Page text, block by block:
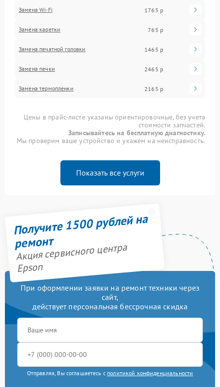
Замена Wi-Fi 1765 р
Замена каретки 765 р
Замена печатной головки 1465 р
Замена печки 2465 р
Замена термопленки 2165 р
Цены в прайс-листе указаны ориентировочные, без учета
стоимости запчастей.
Записывайтесь на бесплатную диагностику.
Мы проверим ваше устройство и укажем на неисправность.
Показать все услуги
Получите 1500 рублей на
ремонт
Акция сервисного центра
Epson
При оформлении заявки на ремонт техники через
сайт,
действует персональная бессрочная скидка
Отправляя, Вы соглашаетесь с политикой конфиденциальности